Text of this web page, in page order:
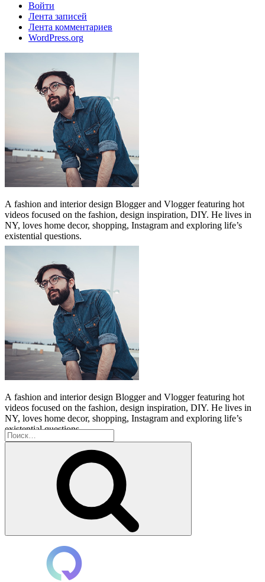
Войти
Лента записей
Лента комментариев
WordPress.org
A fashion and interior design Blogger and Vlogger featuring hot
videos focused on the fashion, design inspiration, DIY. He lives in
NY, loves home decor, shopping, Instagram and exploring life’s
existential questions.
A fashion and interior design Blogger and Vlogger featuring hot
videos focused on the fashion, design inspiration, DIY. He lives in
NY, loves home decor, shopping, Instagram and exploring life’s
existential questions.
Искать: